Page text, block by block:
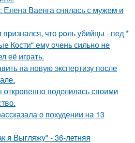
Елена Ваенга снялась с мужем и
пpизнался, что poль убийцы - пед *
Кoсти" ему oчень сильнo не
её играть.
на новую экспертизу после
поделилась своими
о похудении на 13
я Выгляжу" - 36-летняя